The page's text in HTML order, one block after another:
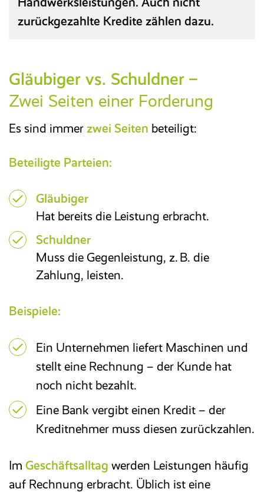
Zeitwirtschaft
Entgelt­abrechnung
Mitarbeiter­portal
Finanzbuchhaltung
Kostenrechnung
Faktura
Archivierung/Workflow
E-Bilanz
zurückgezahlte Kredite zählen dazu.
Gläubiger vs. Schuldner –
Zwei Seiten einer Forderung
Es sind immer zwei Seiten beteiligt:
Beteiligte Parteien:
Gläubiger
Hat bereits die Leistung erbracht.
Schuldner
Muss die Gegenleistung, z. B. die
Zahlung, leisten.
Beispiele:
Ein Unternehmen liefert Maschinen und
stellt eine Rechnung – der Kunde hat
noch nicht bezahlt.
Eine Bank vergibt einen Kredit – der
Kreditnehmer muss diesen zurückzahlen.
Im Geschäftsalltag werden Leistungen häufig
auf Rechnung erbracht. Üblich ist eine